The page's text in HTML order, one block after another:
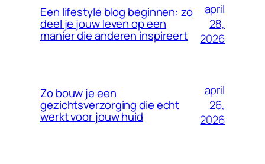
Een lifestyle blog beginnen: zo
deel je jouw leven op een
manier die anderen inspireert
april
28,
2026
Zo bouw je een
gezichtsverzorging die echt
werkt voor jouw huid
april
26,
2026